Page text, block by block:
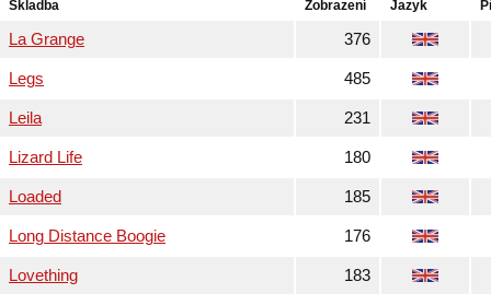
Skladba Zobrazení Jazyk
La Grange 376
Legs 485
Leila 231
Lizard Life 180
Loaded 185
Long Distance Boogie 176
Lovething 183